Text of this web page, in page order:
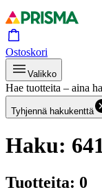
Ostoskori
Valikko
Hae tuotteita – aina
Tyhjennä hakukenttä
Haku:
Tuotteita: 0